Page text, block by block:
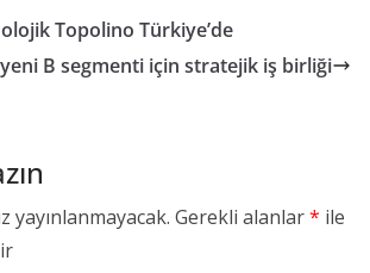
Topolino Türkiye’de
yeni B segmenti için stratejik iş birliği
yayınlanmayacak. Gerekli alanlar* ile